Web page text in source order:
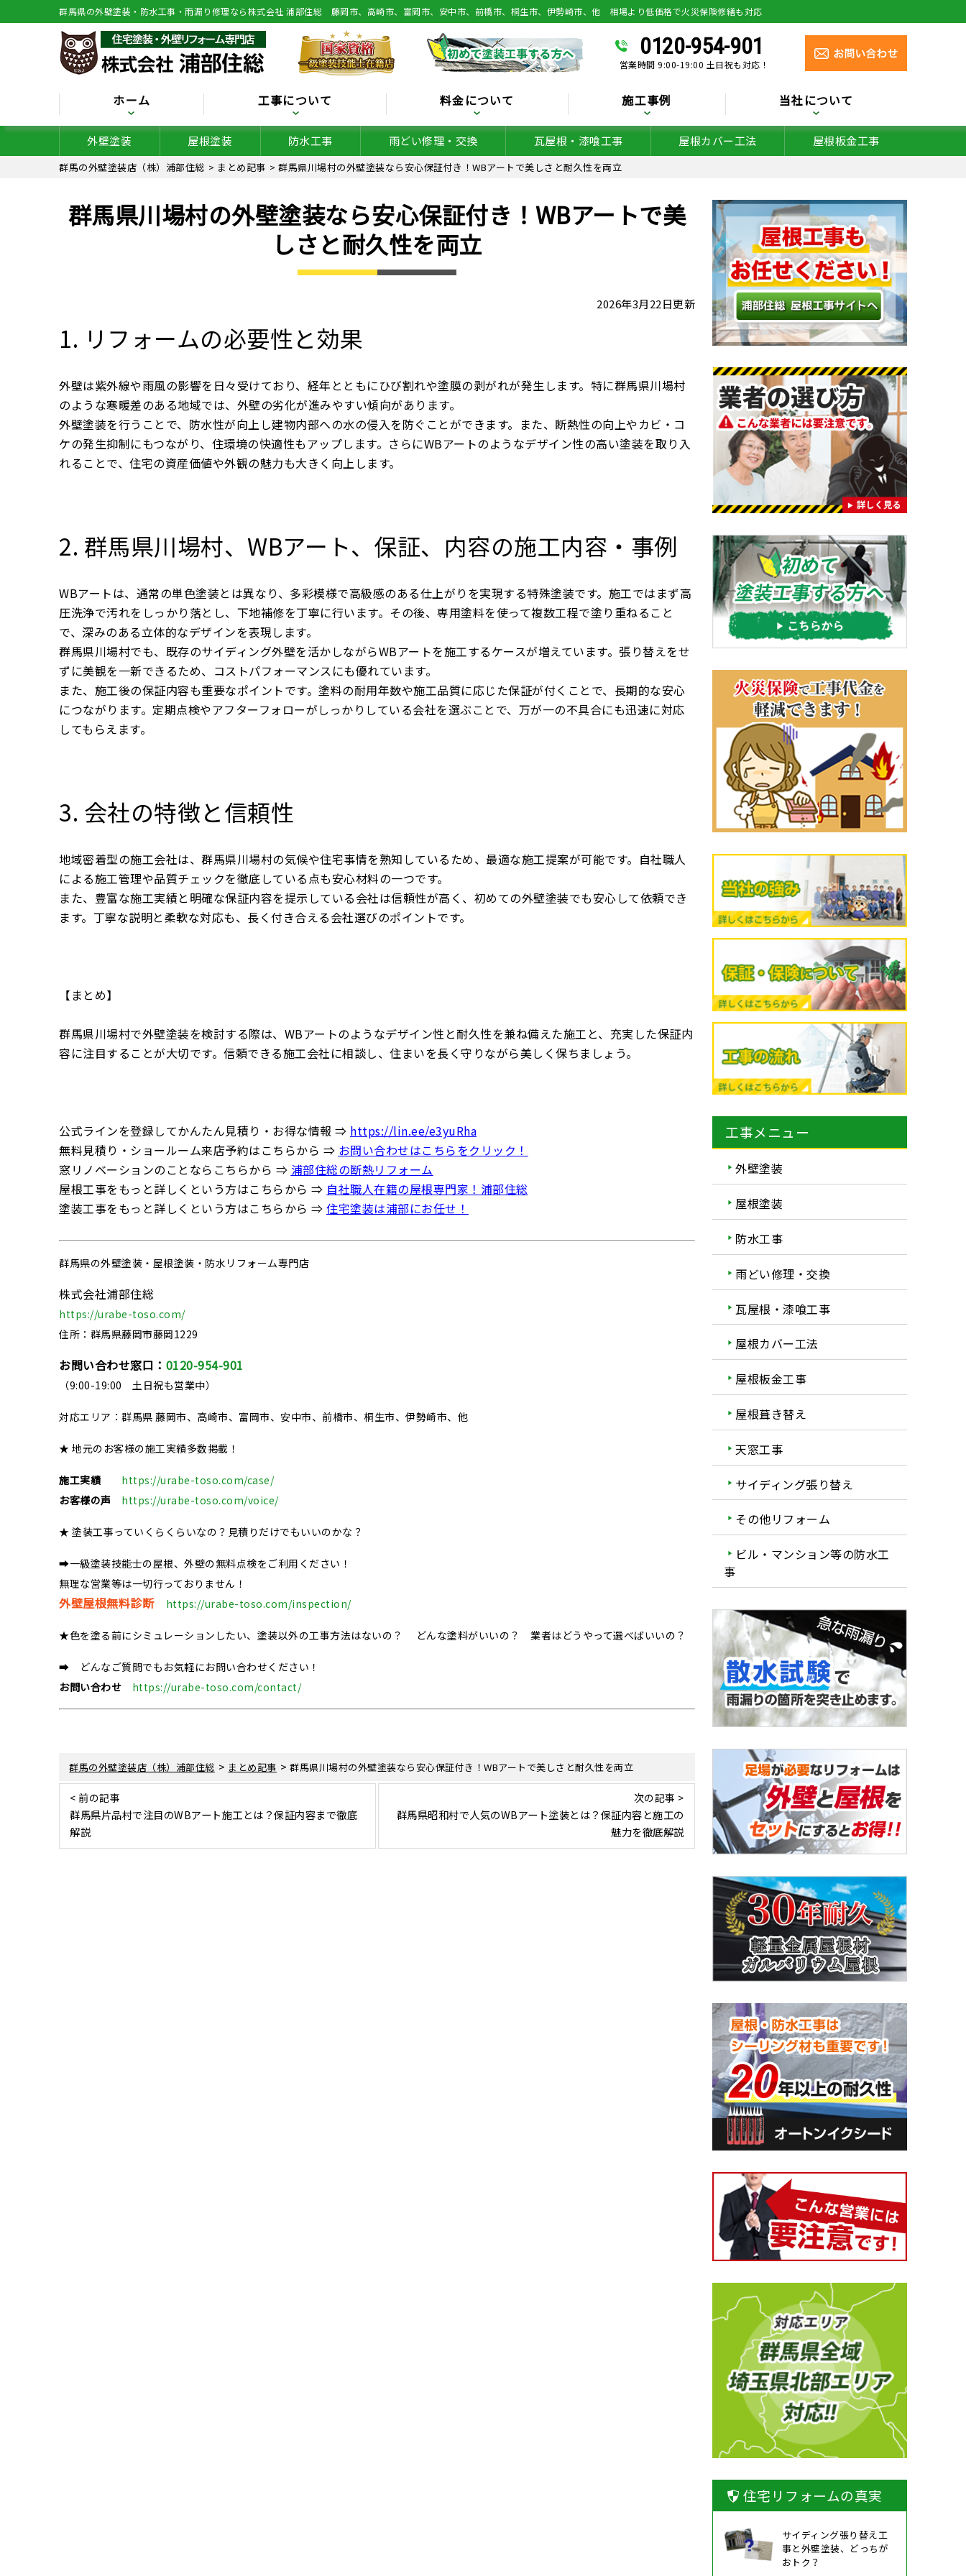
群馬県の外壁塗装・防水工事・雨漏り修理なら株式会社 浦部住総 藤岡市、高崎市、富岡市、安中市、前橋市、桐生市、伊勢崎市、他 相場より低価格で火災保険修繕も対応
0120-954-901
営業時間 9:00-19:00 土日祝も対応！
ホーム 工事について 料金について 施工事例 当社について
外壁塗装 屋根塗装 防水工事 雨どい修理・交換 瓦屋根・漆喰工事 屋根カバー工法 屋根板金工事
群馬の外壁塗装店（株）浦部住総 > まとめ記事 > 群馬県川場村の外壁塗装なら安心保証付き！WBアートで美しさと耐久性を両立
群馬県川場村の外壁塗装なら安心保証付き！WBアートで美
しさと耐久性を両立
2026年3月22日更新
1. リフォームの必要性と効果
外壁は紫外線や雨風の影響を日々受けており、経年とともにひび割れや塗膜の剥がれが発生します。特に群馬県川場村
のような寒暖差のある地域では、外壁の劣化が進みやすい傾向があります。
外壁塗装を行うことで、防水性が向上し建物内部への水の侵入を防ぐことができます。また、断熱性の向上やカビ・コ
ケの発生抑制にもつながり、住環境の快適性もアップします。さらにWBアートのようなデザイン性の高い塗装を取り入
れることで、住宅の資産価値や外観の魅力も大きく向上します。
2. 群馬県川場村、WBアート、保証、内容の施工内容・事例
WBアートは、通常の単色塗装とは異なり、多彩模様で高級感のある仕上がりを実現する特殊塗装です。施工ではまず高
圧洗浄で汚れをしっかり落とし、下地補修を丁寧に行います。その後、専用塗料を使って複数工程で塗り重ねること
で、深みのある立体的なデザインを表現します。
群馬県川場村でも、既存のサイディング外壁を活かしながらWBアートを施工するケースが増えています。張り替えをせ
ずに美観を一新できるため、コストパフォーマンスにも優れています。
また、施工後の保証内容も重要なポイントです。塗料の耐用年数や施工品質に応じた保証が付くことで、長期的な安心
につながります。定期点検やアフターフォローがしっかりしている会社を選ぶことで、万が一の不具合にも迅速に対応
してもらえます。
3. 会社の特徴と信頼性
地域密着型の施工会社は、群馬県川場村の気候や住宅事情を熟知しているため、最適な施工提案が可能です。自社職人
による施工管理や品質チェックを徹底している点も安心材料の一つです。
また、豊富な施工実績と明確な保証内容を提示している会社は信頼性が高く、初めての外壁塗装でも安心して依頼でき
ます。丁寧な説明と柔軟な対応も、長く付き合える会社選びのポイントです。
【まとめ】
群馬県川場村で外壁塗装を検討する際は、WBアートのようなデザイン性と耐久性を兼ね備えた施工と、充実した保証内
容に注目することが大切です。信頼できる施工会社に相談し、住まいを長く守りながら美しく保ちましょう。
公式ラインを登録してかんたん見積り・お得な情報 ⇒ https://lin.ee/e3yuRha
無料見積り・ショールーム来店予約はこちらから ⇒ お問い合わせはこちらをクリック！
窓リノベーションのことならこちらから ⇒ 浦部住総の断熱リフォーム
屋根工事をもっと詳しくという方はこちらから ⇒ 自社職人在籍の屋根専門家！浦部住総
塗装工事をもっと詳しくという方はこちらから ⇒ 住宅塗装は浦部にお任せ！
群馬県の外壁塗装・屋根塗装・防水リフォーム専門店
株式会社浦部住総
https://urabe-toso.com/
住所：群馬県藤岡市藤岡1229
お問い合わせ窓口： 0120-954-901
（9:00-19:00 土日祝も営業中）
対応エリア：群馬県 藤岡市、高崎市、富岡市、安中市、前橋市、桐生市、伊勢崎市、他
★ 地元のお客様の施工実績多数掲載！
施工実績
https://urabe-toso.com/case/
お客様の声
https://urabe-toso.com/voice/
★ 塗装工事っていくらくらいなの？見積りだけでもいいのかな？
➡一級塗装技能士の屋根、外壁の無料点検をご利用ください！
無理な営業等は一切行っておりません！
外壁屋根無料診断 https://urabe-toso.com/inspection/
★色を塗る前にシミュレーションしたい、塗装以外の工事方法はないの？ どんな塗料がいいの？ 業者はどうやって選べばいいの？
➡ どんなご質問でもお気軽にお問い合わせください！
お問い合わせ
https://urabe-toso.com/contact/
群馬の外壁塗装店（株）浦部住総 > まとめ記事 >群馬県川場村の外壁塗装なら安心保証付き！WBアートで美しさと耐久性を両立
< 前の記事
群馬県片品村で注目のWBアート施工とは？保証内容まで徹底
解説
次の記事 >
群馬県昭和村で人気のWBアート塗装とは？保証内容と施工の
魅力を徹底解説
工事メニュー
外壁塗装
屋根塗装
防水工事
雨どい修理・交換
瓦屋根・漆喰工事
屋根カバー工法
屋根板金工事
屋根葺き替え
天窓工事
サイディング張り替え
その他リフォーム
ビル・マンション等の防水工
事
住宅リフォームの真実
サイディング張り替え工
事と外壁塗装、どっちが
おトク？